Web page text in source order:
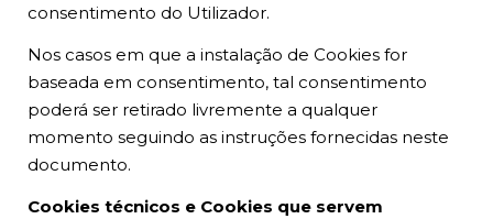
consentimento do Utilizador.
Nos casos em que a instalação de Cookies for
baseada em consentimento, tal consentimento
poderá ser retirado livremente a qualquer
momento seguindo as instruções fornecidas neste
documento.
Cookies técnicos e Cookies que servem